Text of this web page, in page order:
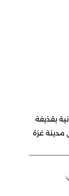
بقذيفة